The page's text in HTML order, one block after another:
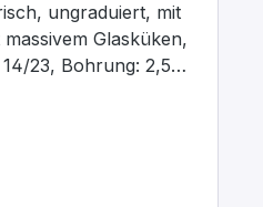
ungraduiert, mit
Glasküken,
23, Bohrung: 2,5